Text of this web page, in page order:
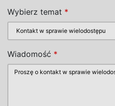
Wybierz temat *
Wiadomość *